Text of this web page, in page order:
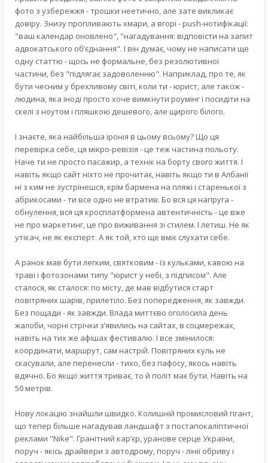
фото з узбережжя - трошки неетично, але зате викликає
довіру. Знизу пропливають хмари, а вгорі - push-нотифікації:
"ваш календар оновлено", "нагадування: відповісти на запит
адвокатського об’єднання". І він думає, чому не написати ще
одну статтю - щось не формальне, без резолютивної
частини, без "підлягає задоволенню". Наприклад, про те, як
бути чесним у брехливому світі, коли ти - юрист, але також -
людина, яка іноді просто хоче вимкнути роумінг і посидіти на
скелі з ноутом і пляшкою дешевого, але щирого білого.
І знаєте, яка найбільша іронія в цьому всьому? Що ця
перевірка себе, ця мікро-ревізія - це теж частина польоту.
Наче ти не просто пасажир, а технік на борту свого життя. І
навіть якщо сайт ніхто не прочитає, навіть якщо ти в Албанії
ні з ким не зустрінешся, крім бармена на пляжі і старенької з
абрикосами - ти все одно не втратив. Бо вся ця напруга -
обнулення, вся ця кросплатформена автентичність - це вже
не про маркетинг, це про виживання зі стилем. І летиш. Не як
утікач, не як експерт. А як той, хто ще вміє слухати себе.
А ранок мав бути легким, святковим - із кульками, кавою на
траві і фотозонами типу "юрист у небі, з підписом". Але
сталося, як сталося: по місту, де мав відбутися старт
повітряних шарів, прилетіло. Без попередження, як завжди.
Без пощади - як завжди. Влада миттєво оголосила день
жалоби, чорні стрічки з’явились на сайтах, в соцмережах,
навіть на тих же афішах фестивалю. І все змінилося:
координати, маршрут, сам настрій. Повітряних куль не
скасували, але перенесли - тихо, без пафосу, якось навіть
вдячно. Бо якщо життя триває, то й політ має бути. Навіть на
50 метрів.
Нову локацію знайшли швидко. Колишній промисловий гігант,
що тепер більше нагадував ландшафт з постапокаліптичної
реклами "Nike". Гранітний кар’єр, уранове серце України,
поруч - якісь драйвери з автодрому, поруч - лінії обриву і